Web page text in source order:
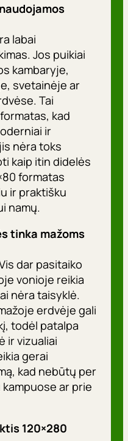
labai
Jos puikiai
kambaryje,
svetainėje ar
Tai
kad
ir
nėra toks
kaip itin didelės
formatas
ir praktišku
namų.
tinka mažoms
dar pasitaiko
vonioje reikia
nėra taisyklė.
erdvėje gali
todėl patalpa
ir vizualiai
gerai
kad nebūtų per
ar prie
120×280